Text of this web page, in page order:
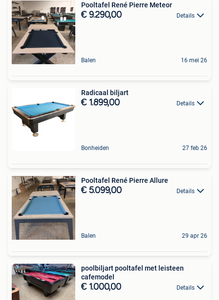
Pooltafel René Pierre Meteor
€ 9.290,00 Details
Balen 16 mei 26
Radicaal biljart
€ 1.899,00 Details
Bonheiden 27 feb 26
Pooltafel René Pierre Allure
€ 5.099,00 Details
Balen 29 apr 26
poolbiljart pooltafel met leisteen
cafemodel
€ 1.000,00 Details